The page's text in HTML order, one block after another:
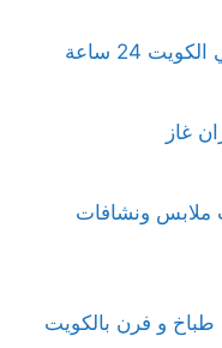
24 ساعة
غاز
ملابس ونشافات
و فرن بالكويت